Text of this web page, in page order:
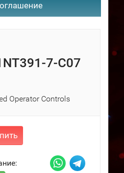
7-C07
Operator Controls